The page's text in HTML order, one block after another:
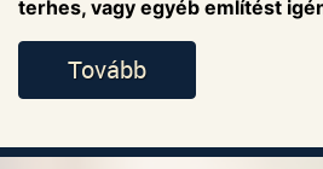
terhes, vagy egyéb említést
Tovább